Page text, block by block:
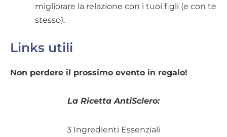
migliorare la relazione con i tuoi figli (e con te
stesso).
Links utili
Non perdere il prossimo evento in regalo!
La Ricetta AntiSclero:
3 Ingredienti Essenziali